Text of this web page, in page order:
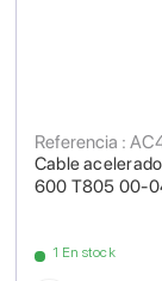
Cable
600 T805 00-
Referencia :
1 En stock